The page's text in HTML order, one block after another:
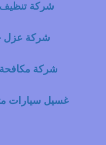
شركة تنظيف
شركة عزل
شركة
غسيل سيارات